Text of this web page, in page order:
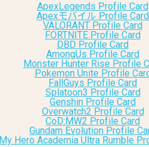
ApexLegends Profile Card
Apexモバイル Profile Card
VALORANT Profile Card
FORTNITE Profile Card
DBD Profile Card
AmongUs Profile Card
Monster Hunter Rise Profile
Pokemon Unite Profile
FallGuys Profile Card
Splatoon3 Profile Card
Genshin Profile Card
Overwatch2 Profile Card
CoD:MW2 Profile Card
Gundam Evolution Profile
My Hero Academia Ultra Rumble